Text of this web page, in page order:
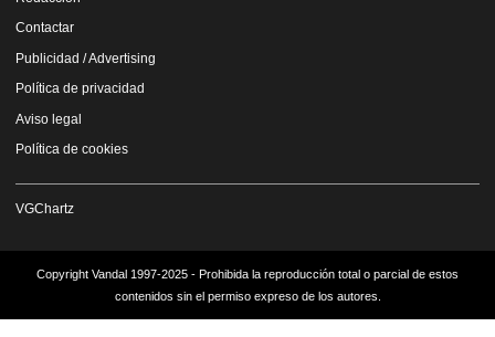
Contactar
Publicidad / Advertising
Política de privacidad
Aviso legal
Política de cookies
VGChartz
Copyright Vandal 1997-2025 - Prohibida la reproducción total o parcial de estos
contenidos sin el permiso expreso de los autores.